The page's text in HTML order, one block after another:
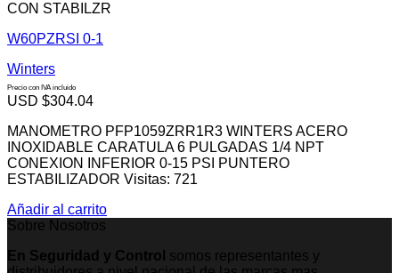
CON STABILZR
W60PZRSI 0-1
Winters
Precio con IVA incluido
USD $304.04
MANOMETRO PFP1059ZRR1R3 WINTERS ACERO
INOXIDABLE CARATULA 6 PULGADAS 1/4 NPT
CONEXION INFERIOR 0-15 PSI PUNTERO
ESTABILIZADOR Visitas: 721
Añadir al carrito
Sobre Nosotros
En Seguridad y Control somos representantes y